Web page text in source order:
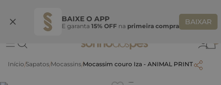
BAIXE O APP
E garanta 15% OFF na primeira compra BAIXAR
Ganhe 10% OFF na coleção utilizando o código do seu vendedor*
Sapatos Mocassins Mocassim couro Iza - ANIMAL PRINT